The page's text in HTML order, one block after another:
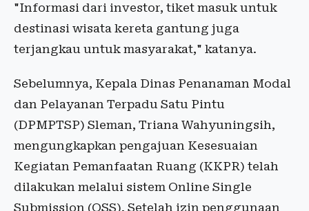
"Informasi dari investor, tiket masuk untuk
destinasi wisata kereta gantung juga
terjangkau untuk masyarakat," katanya.
Sebelumnya, Kepala Dinas Penanaman Modal
dan Pelayanan Terpadu Satu Pintu
(DPMPTSP) Sleman, Triana Wahyuningsih,
mengungkapkan pengajuan Kesesuaian
Kegiatan Pemanfaatan Ruang (KKPR) telah
dilakukan melalui sistem Online Single
Submission (OSS). Setelah izin penggunaan